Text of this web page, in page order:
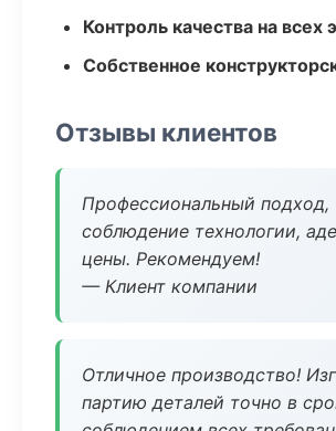
Контроль качества на всех
Собственное
Отзывы клиентов
Профессиональный подход,
соблюдение технологии,
цены. Рекомендуем!
— Клиент компании
Отличное производство!
партию деталей точно в